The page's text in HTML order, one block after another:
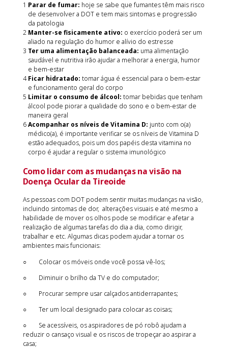
Parar de fumar: hoje se sabe que fumantes têm mais risco
de desenvolver a DOT e tem mais sintomas e progressão
da patologia
Manter-se fisicamente ativo: o exercício poderá ser um
aliado na regulação do humor e alívio do estresse
Ter uma alimentação balanceada: uma alimentação
saudável e nutritiva irão ajudar a melhorar a energia, humor
e bem-estar
Ficar hidratado: tomar água é essencial para o bem-estar
e funcionamento geral do corpo
Limitar o consumo de álcool: tomar bebidas que tenham
álcool pode piorar a qualidade do sono e o bem-estar de
maneira geral
Acompanhar os níveis de Vitamina D: junto com o(a)
médico(a), é importante verificar se os níveis de Vitamina D
estão adequados, pois um dos papéis desta vitamina no
corpo é ajudar a regular o sistema imunológico
Como lidar com as mudanças na visão na
Doença Ocular da Tireoide
As pessoas com DOT podem sentir muitas mudanças na visão,
incluindo sintomas de dor, alterações visuais e até mesmo a
habilidade de mover os olhos pode se modificar e afetar a
realização de algumas tarefas do dia a dia, como dirigir,
trabalhar e etc. Algumas dicas podem ajudar a tornar os
ambientes mais funcionais:
○ Colocar os móveis onde você possa vê-los;
○ Diminuir o brilho da TV e do computador;
○ Procurar sempre usar calçados antiderrapantes;
○ Ter um local designado para colocar as coisas;
○ Se acessíveis, os aspiradores de pó robô ajudam a
reduzir o cansaço visual e os riscos de tropeçar ao aspirar a
casa;